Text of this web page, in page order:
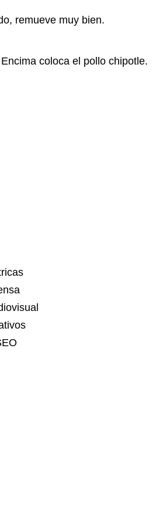
remueve muy bien.
coloca el pollo chipotle.